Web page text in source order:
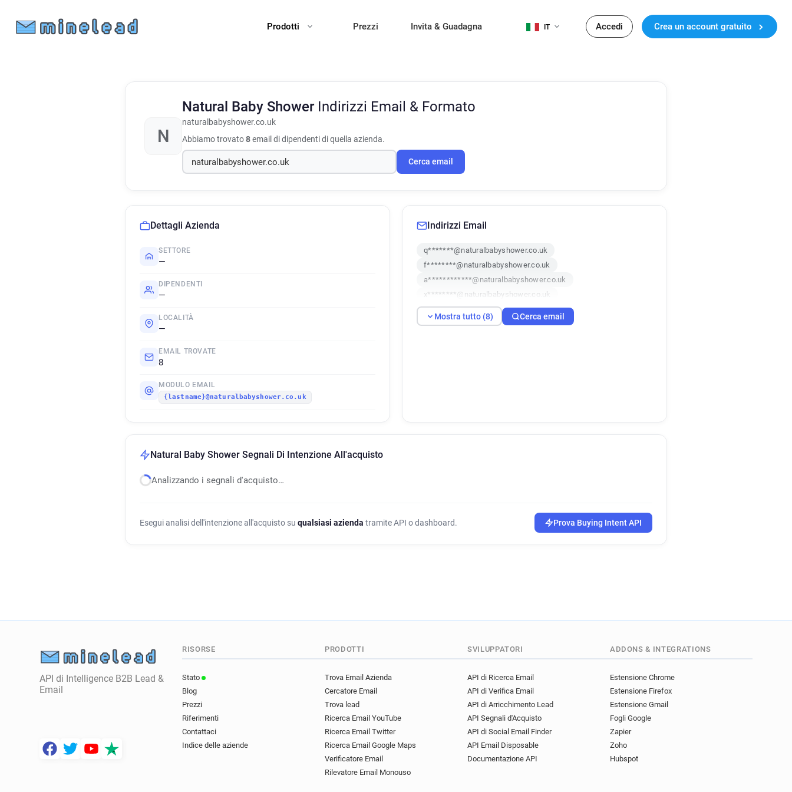
Prodotti Prezzi Invita & Guadagna IT Accedi Crea un account gratuito
N
Natural Baby Shower Indirizzi Email & Formato
naturalbabyshower.co.uk
Abbiamo trovato8email di dipendenti di quella azienda.
Cerca email
Dettagli Azienda
SETTORE
—
DIPENDENTI
—
LOCALITÀ
—
EMAIL TROVATE
8
MODULO EMAIL
{lastname}@naturalbabyshower.co.uk
Indirizzi Email
q*******@naturalbabyshower.co.uk
f********@naturalbabyshower.co.uk
a************@naturalbabyshower.co.uk
x********@naturalbabyshower.co.uk
y********@naturalbabyshower.co.uk
s*******@naturalbabyshower.co.uk
Mostra tutto (8) Cerca email
Natural Baby Shower Segnali Di Intenzione All'acquisto
Analizzando i segnali d'acquisto…
Esegui analisi dell'intenzione all'acquisto su qualsiasi azienda tramite API o dashboard. Prova Buying Intent API
API di Intelligence B2B Lead &
Email
RISORSE
Stato
Blog
Prezzi
Riferimenti
Contattaci
Indice delle aziende
PRODOTTI
Trova Email Azienda
Cercatore Email
Trova lead
Ricerca Email YouTube
Ricerca Email Twitter
Ricerca Email Google Maps
Verificatore Email
Rilevatore Email Monouso
SVILUPPATORI
API di Ricerca Email
API di Verifica Email
API di Arricchimento Lead
API Segnali d'Acquisto
API di Social Email Finder
API Email Disposable
Documentazione API
ADDONS & INTEGRATIONS
Estensione Chrome
Estensione Firefox
Estensione Gmail
Fogli Google
Zapier
Zoho
Hubspot